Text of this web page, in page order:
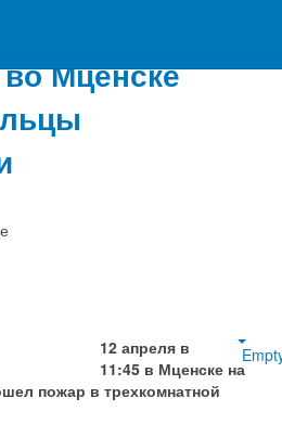
Мценске
12 апреля в
11:45 в Мценске на
пожар в трехкомнатной